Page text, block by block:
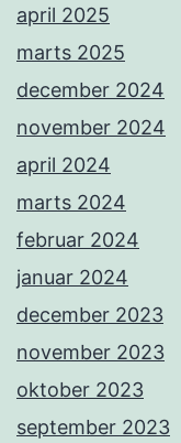
april 2025
marts 2025
december 2024
november 2024
april 2024
marts 2024
februar 2024
januar 2024
december 2023
november 2023
oktober 2023
september 2023